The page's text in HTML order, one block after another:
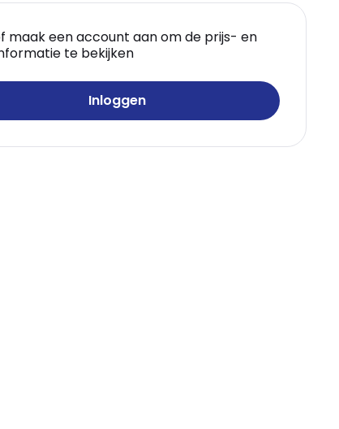
maak een account aan om de prijs- en
te bekijken
Inloggen